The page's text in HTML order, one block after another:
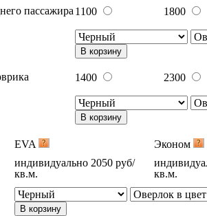
пассажира 1100 1800
В корзину
1400 2300
В корзину
EVA
Эконом
индивидуально 2050 руб/
кв.м.
кв.м.
В корзину